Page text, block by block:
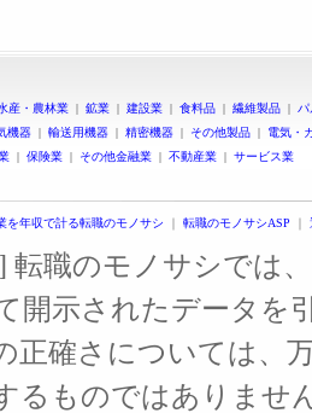
産・農林業 | 鉱業 | 建設業 | 食料品 | 繊維製品 |
機器 | 輸送用機器 | 精密機器 | その他製品 | 電気・
| 保険業 | その他金融業 | 不動産業 | サービス業
を年収で計る転職のモノサシ ｜ 転職のモノサシASP ｜
転職のモノサシでは
開示されたデータを
正確さについては、
るものではありませ